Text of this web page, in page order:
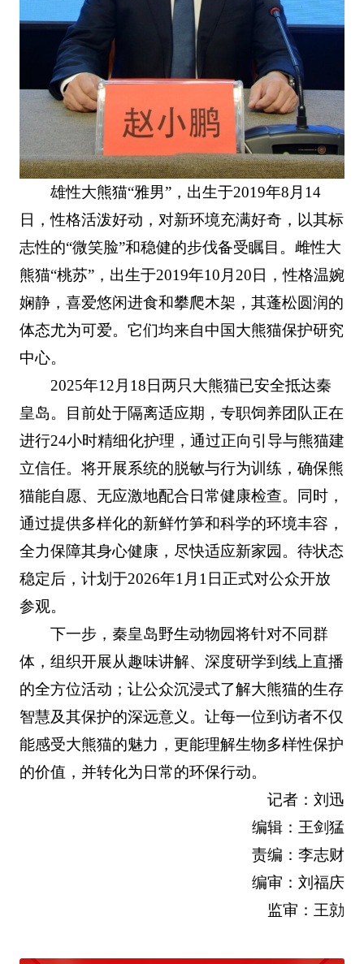
雄性大熊猫“雅男”，出生于2019年8月14
日，性格活泼好动，对新环境充满好奇，以其标
志性的“微笑脸”和稳健的步伐备受瞩目。雌性大
熊猫“桃苏”，出生于2019年10月20日，性格温婉
娴静，喜爱悠闲进食和攀爬木架，其蓬松圆润的
体态尤为可爱。它们均来自中国大熊猫保护研究
中心。
2025年12月18日两只大熊猫已安全抵达秦
皇岛。目前处于隔离适应期，专职饲养团队正在
进行24小时精细化护理，通过正向引导与熊猫建
立信任。将开展系统的脱敏与行为训练，确保熊
猫能自愿、无应激地配合日常健康检查。同时，
通过提供多样化的新鲜竹笋和科学的环境丰容，
全力保障其身心健康，尽快适应新家园。待状态
稳定后，计划于2026年1月1日正式对公众开放
参观。
下一步，秦皇岛野生动物园将针对不同群
体，组织开展从趣味讲解、深度研学到线上直播
的全方位活动；让公众沉浸式了解大熊猫的生存
智慧及其保护的深远意义。让每一位到访者不仅
能感受大熊猫的魅力，更能理解生物多样性保护
的价值，并转化为日常的环保行动。
记者：刘迅
编辑：王剑猛
责编：李志财
编审：刘福庆
监审：王勍